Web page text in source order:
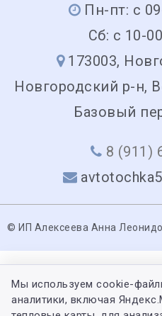
Пн-пт: с
Сб: с 10-
173003,
Новгородский р-н,
Базовый
8 (911)
© ИП Алексеева Анна
Мы используем cookie-
аналитики, включая